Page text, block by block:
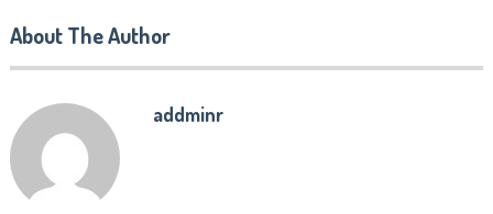
About The Author
addminr